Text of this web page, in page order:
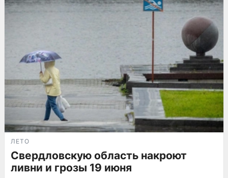
ЛЕТО
Свердловскую область накроют
ливни и грозы 19 июня